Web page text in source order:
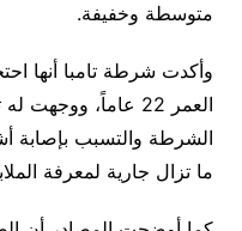
متوسطة وخفيفة.
وأكدت شرطة تامبا أنها
العمر 22 عاماً،
الشرطة والتسبب بإصابة
ما تزال جارية لمعرفة